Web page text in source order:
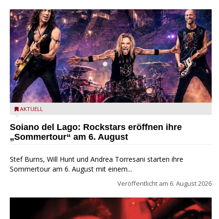
Stef Burns, Will Hunt und Andrea Torresani im Summer Rock
AKTUELL
Soiano del Lago: Rockstars eröffnen ihre
„Sommertour“ am 6. August
Stef Burns, Will Hunt und Andrea Torresani starten ihre
Sommertour am 6. August mit einem...
Veröffentlicht am 6. August 2026